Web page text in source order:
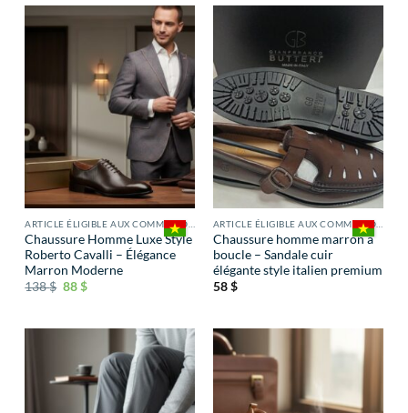
Chaussure Homme Luxe Style
Roberto Cavalli – Élégance
Marron Moderne
138$ 88$
Chaussure homme marron à
boucle – Sandale cuir
élégante style italien premium
58$